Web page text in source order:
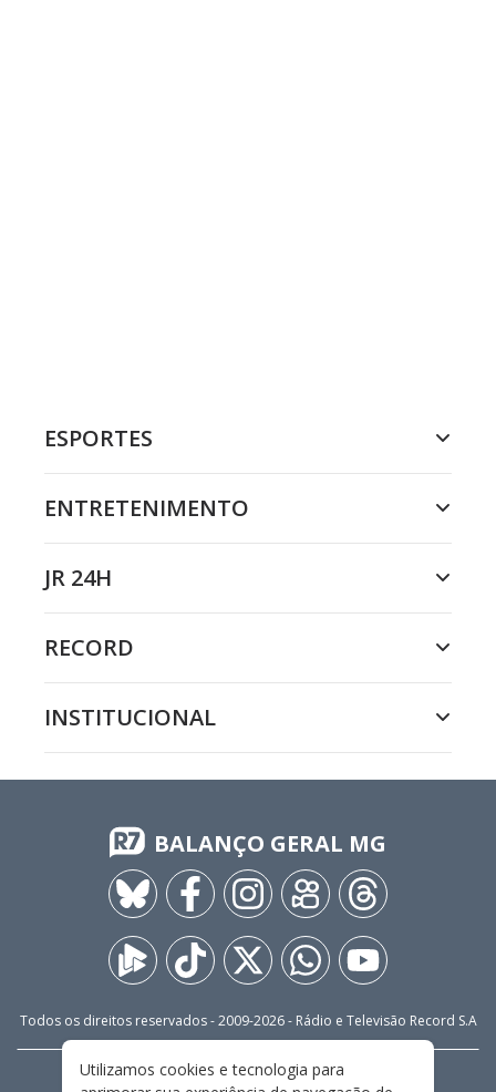
ESPORTES
ENTRETENIMENTO
JR 24H
RECORD
INSTITUCIONAL
BALANÇO GERAL MG
Todos os direitos reservados - 2009-2026- Rádio e Televisão Record S.A
FALE CONOSCO PRIVACIDADE
Utilizamos cookies e tecnologia para